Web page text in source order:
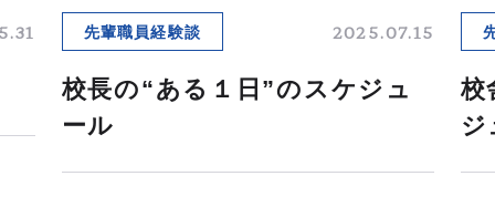
先輩職員経験談 2025.07.15
校長の“ある１日”のスケジュ
ール
校
ジ